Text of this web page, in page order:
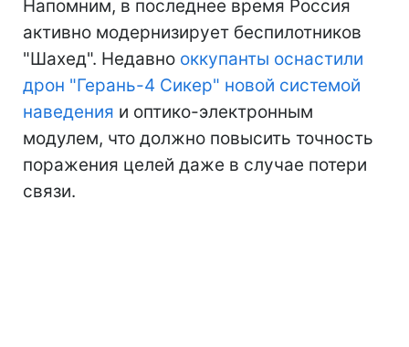
Напомним, в последнее время Россия
активно модернизирует беспилотников
"Шахед". Недавно оккупанты оснастили
дрон "Герань-4 Сикер" новой системой
наведения и оптико-электронным
модулем, что должно повысить точность
поражения целей даже в случае потери
связи.